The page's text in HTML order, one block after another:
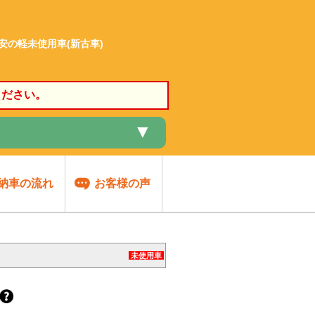
の軽未使用車(新古車)
さい。
▼
車の流れ お客様の声
未使用車